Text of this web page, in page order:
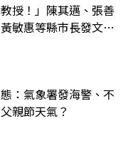
教授！」陳其邁、張善
敏惠等縣市長發文弔
：氣象署發海警、不
親節天氣？